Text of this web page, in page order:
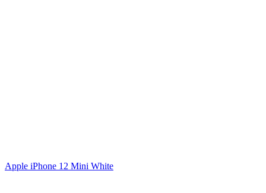
Apple iPhone 12 Mini White